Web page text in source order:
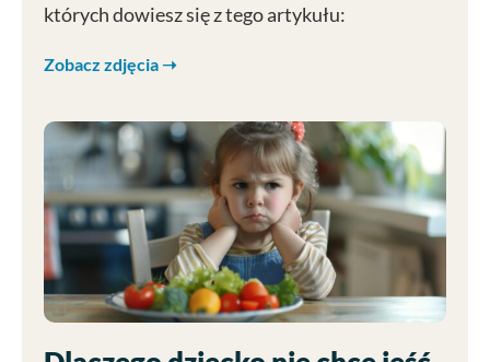
których dowiesz się z tego artykułu:
Zobacz zdjęcia ➝